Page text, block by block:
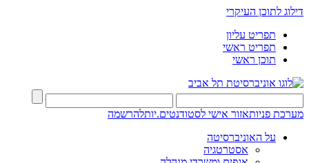
דילוג לתוכן העיקרי
תפריט עליון
תפריט ראשי
תוכן ראשי
מערכת פניותאזור אישי לסטודנטים.יותלהרשמה
על האוניברסיטה
אסטרטגיה